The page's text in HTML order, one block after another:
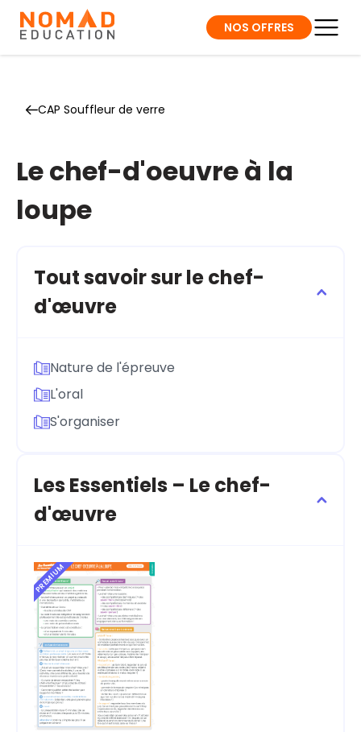
NOS OFFRES
CAP Souffleur de verre
Le chef-d'oeuvre à la
loupe
Tout savoir sur le chef-
d'œuvre
Nature de l'épreuve
L'oral
S'organiser
Les Essentiels – Le chef-
d'œuvre
PREMIUM